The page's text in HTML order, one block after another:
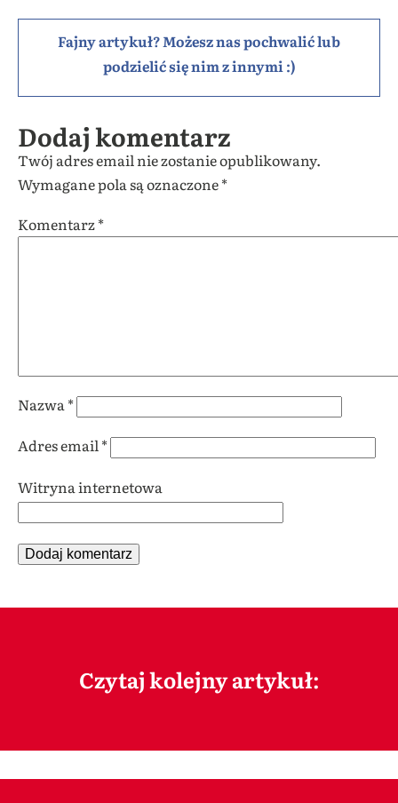
Fajny artykuł? Możesz nas pochwalić lub
podzielić się nim z innymi :)
Dodaj komentarz
Twój adres email nie zostanie opublikowany.
Wymagane pola są oznaczone*
Komentarz*
Nazwa*
Adres email*
Witryna internetowa
Czytaj kolejny artykuł: